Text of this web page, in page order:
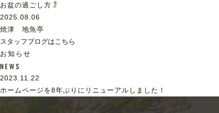
お盆の過ごし方
2025.08.06
焼津 地魚亭
スタッフブログはこちら
お知らせ
NEWS
2023.11.22
ホームページを8年ぶりにリニューアルしました！